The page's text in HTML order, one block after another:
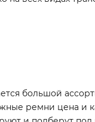
большой
ремни цена